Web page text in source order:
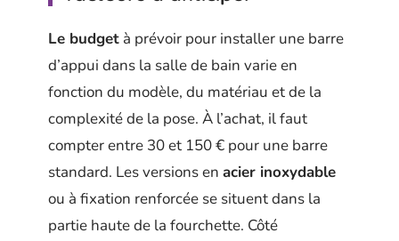
Le budget à prévoir pour installer une barre
d’appui dans la salle de bain varie en
fonction du modèle, du matériau et de la
complexité de la pose. À l’achat, il faut
compter entre 30 et 150 € pour une barre
standard. Les versions en acier inoxydable
ou à fixation renforcée se situent dans la
partie haute de la fourchette. Côté